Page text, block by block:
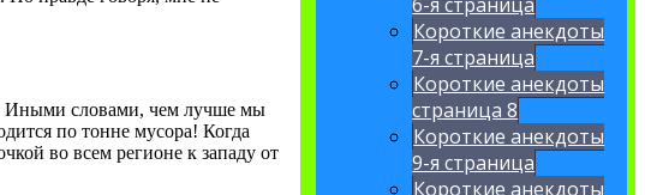
Иными словами, чем лучше мы
по тонне мусора! Когда
во всем регионе к западу от
Короткие анекдоты
7-я страница
Короткие анекдоты
страница 8
Короткие анекдоты
9-я страница
Короткие анекдоты